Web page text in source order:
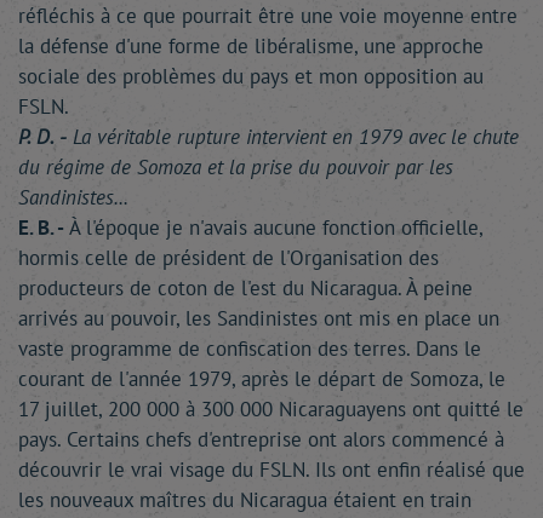
réfléchis à ce que pourrait être une voie moyenne entre
la défense d'une forme de libéralisme, une approche
sociale des problèmes du pays et mon opposition au
FSLN.
P. D. - La véritable rupture intervient en 1979 avec le chute
du régime de Somoza et la prise du pouvoir par les
Sandinistes...
E. B. - À l'époque je n'avais aucune fonction officielle,
hormis celle de président de l'Organisation des
producteurs de coton de l'est du Nicaragua. À peine
arrivés au pouvoir, les Sandinistes ont mis en place un
vaste programme de confiscation des terres. Dans le
courant de l'année 1979, après le départ de Somoza, le
17 juillet, 200 000 à 300 000 Nicaraguayens ont quitté le
pays. Certains chefs d'entreprise ont alors commencé à
découvrir le vrai visage du FSLN. Ils ont enfin réalisé que
les nouveaux maîtres du Nicaragua étaient en train